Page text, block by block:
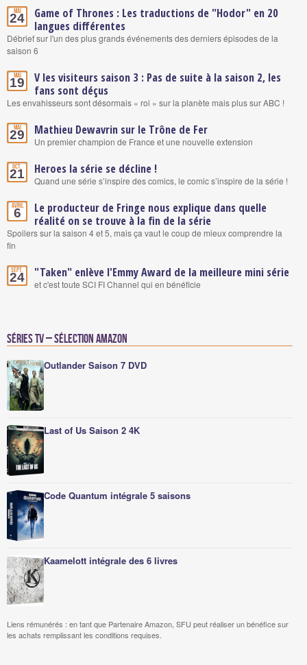
Mai
24
Game of Thrones : Les traductions de "Hodor" en 20
langues différentes
Débrief sur l'un des plus grands événements des derniers épisodes de la
saison 6
Mai
19
V les visiteurs saison 3 : Pas de suite à la saison 2, les
fans sont déçus
Les envahisseurs sont désormais « roi » sur la planète mais plus sur ABC !
Mai
29 Mathieu Dewavrin sur le Trône de Fer
Un premier champion de France et une nouvelle extension
Oct.
21 Heroes la série se décline !
Quand une série s’inspire des comics, le comic s’inspire de la série !
Avril
6
Le producteur de Fringe nous explique dans quelle
réalité on se trouve à la fin de la série
Spoilers sur la saison 4 et 5, mais ça vaut le coup de mieux comprendre la
fin
Sept.
24 "Taken" enlève l'Emmy Award de la meilleure mini série
et c'est toute SCI FI Channel qui en bénéficie
Séries TV – Sélection Amazon
Outlander Saison 7 DVD
Last of Us Saison 2 4K
Code Quantum intégrale 5 saisons
Kaamelott intégrale des 6 livres
Liens rémunérés : en tant que Partenaire Amazon, SFU peut réaliser un bénéfice sur
les achats remplissant les conditions requises.